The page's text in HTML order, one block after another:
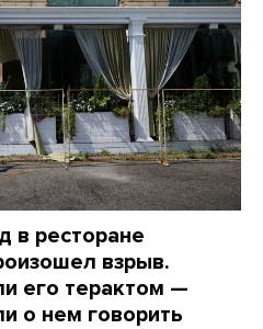
в ресторане
взрыв.
его терактом —
о нем говорить